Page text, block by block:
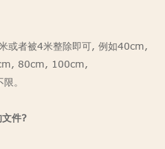
或者被4米整除即可, 例如40cm,
80cm, 100cm,
。
件?